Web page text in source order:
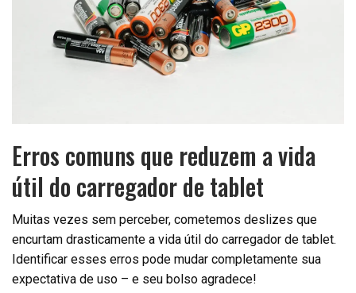
Erros comuns que reduzem a vida
útil do carregador de tablet
Muitas vezes sem perceber, cometemos deslizes que
encurtam drasticamente a vida útil do carregador de tablet.
Identificar esses erros pode mudar completamente sua
expectativa de uso – e seu bolso agradece!